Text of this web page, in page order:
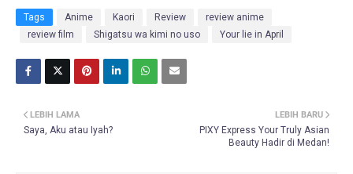
Tags Anime Kaori Review
review anime
review film
Shigatsu wa kimi no uso Your lie in April
LEBIH BARU
PIXY Express Your Truly Asian
Beauty Hadir di Medan!
LEBIH LAMA
Saya, Aku atau Iyah?